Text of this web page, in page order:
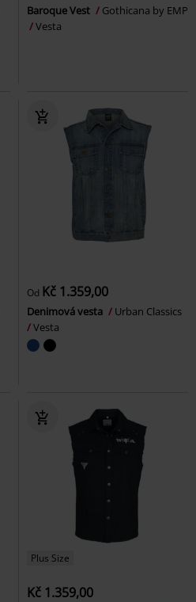
Baroque Vest
Gothicana by EMP
Vesta
Od Kč 1.359,00
Denimová vesta
Urban Classics
Vesta
Plus Size
Kč 1.359,00